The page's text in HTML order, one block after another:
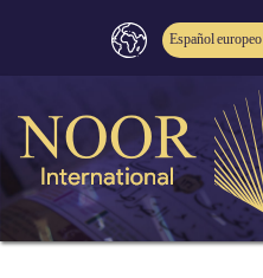
Español europeo